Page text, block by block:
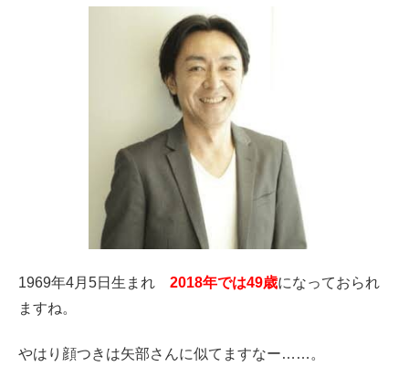
1969年4月5日生まれ 2018年では49歳になっておられ
ますね。
やはり顔つきは矢部さんに似てますなー……。